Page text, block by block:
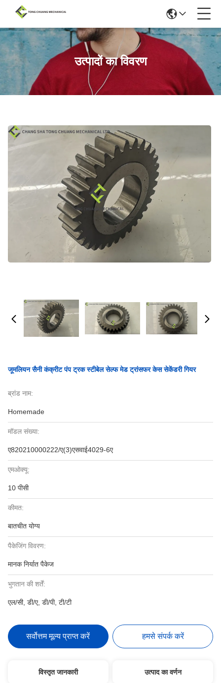
उत्पादों का विवरण
जूमलियन सैनी कंक्रीट पंप ट्रक स्टीबेल सेल्फ मेड ट्रांसफर केस सेकेंडरी गियर
ब्रांड नाम:
Homemade
मॉडल संख्या:
ए820210000222/ए(3)एसवाई4029-6ए
एमओक्यू:
10 पीसी
कीमत:
बातचीत योग्य
पैकेजिंग विवरण:
मानक निर्यात पैकेज
भुगतान की शर्तें:
एल/सी, डी/ए, डी/पी, टी/टी
सर्वोत्तम मूल्य प्राप्त करें हमसे संपर्क करें
विस्तृत जानकारी उत्पाद का वर्णन